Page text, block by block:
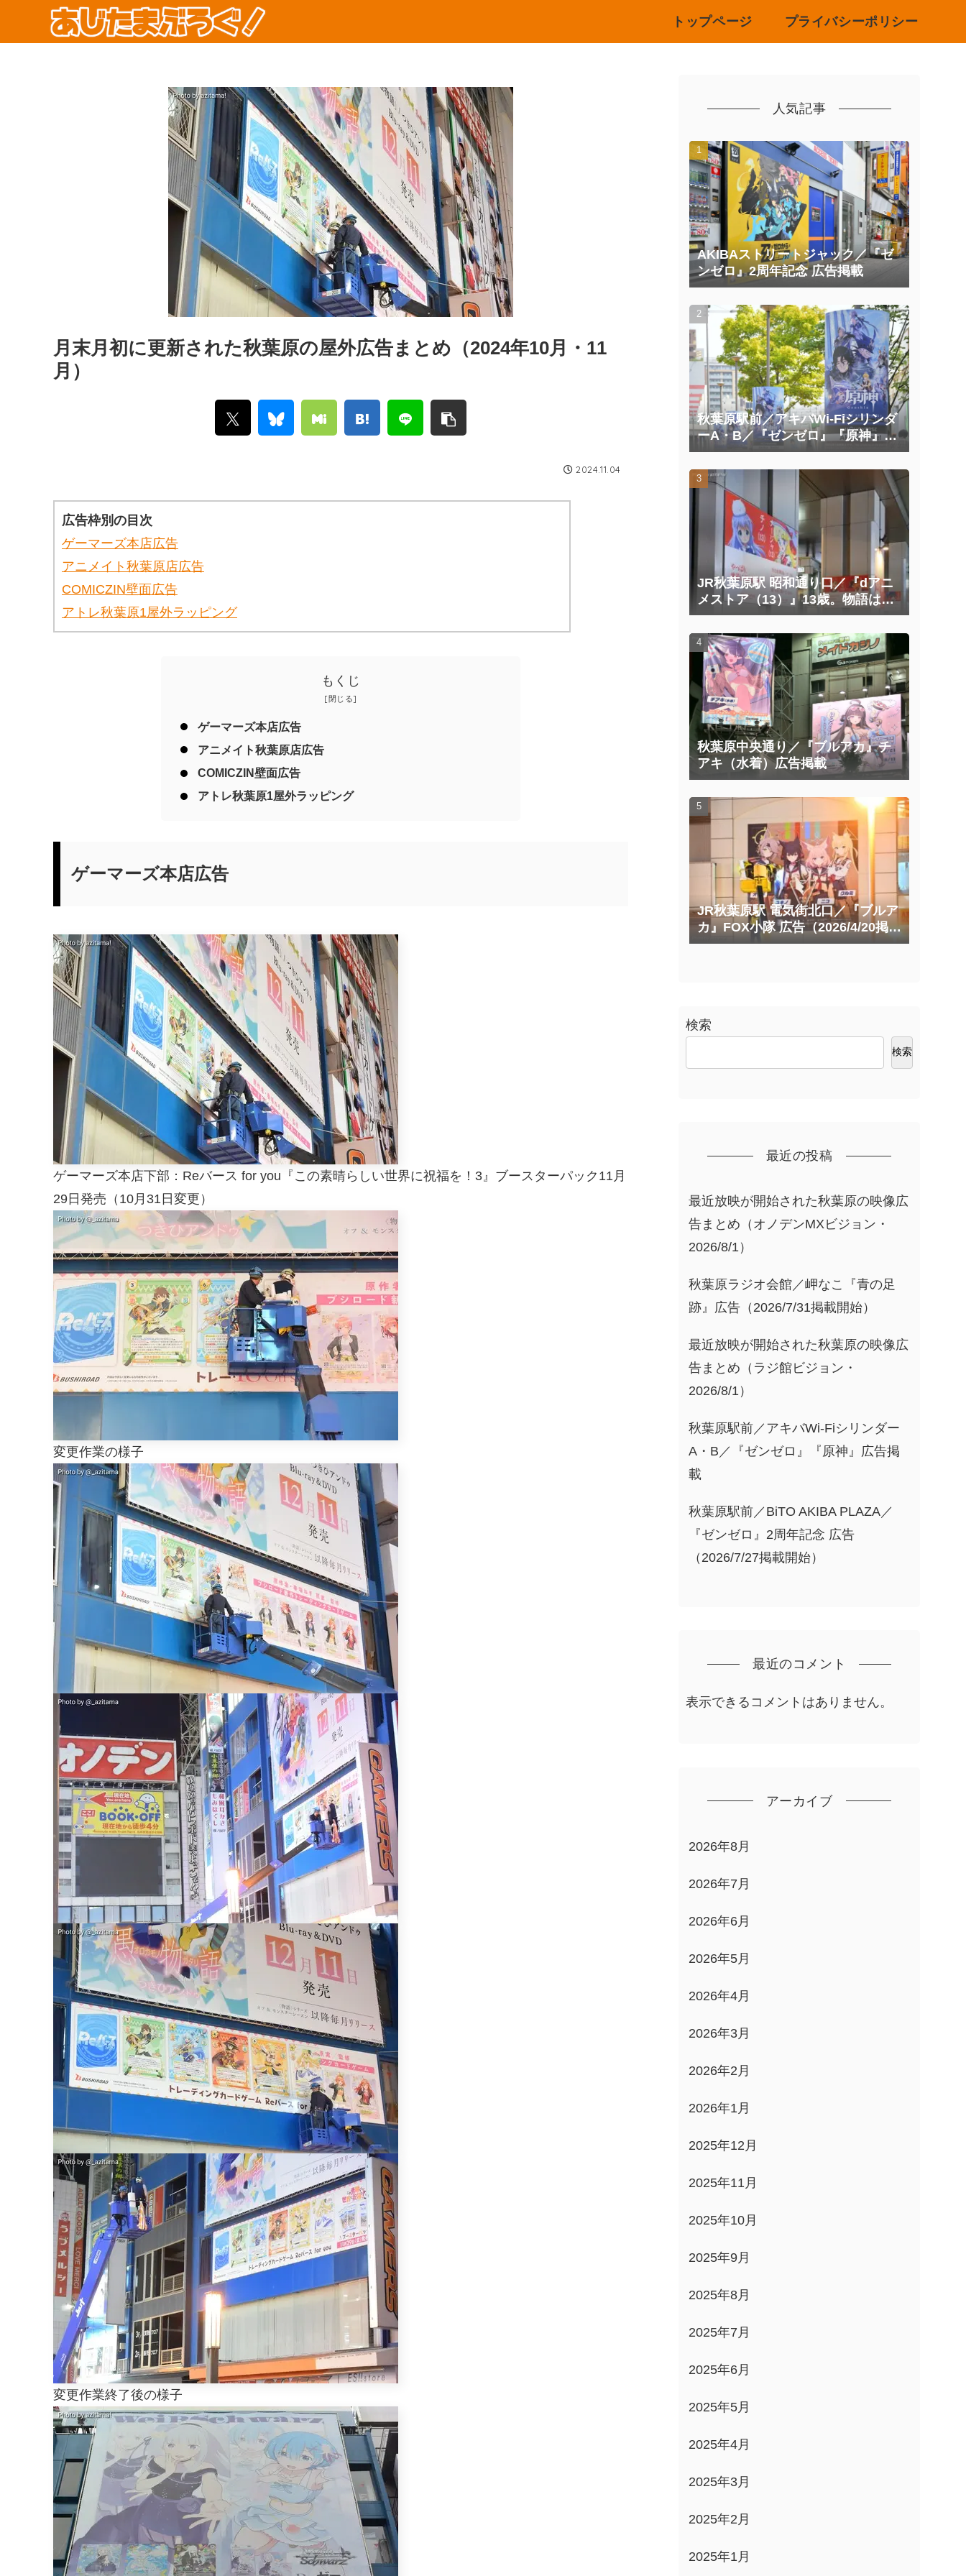
トップページ プライバシーポリシー
月末月初に更新された秋葉原の屋外広告まとめ（2024年10月・11
月）
2024.11.04
広告枠別の目次
ゲーマーズ本店広告
アニメイト秋葉原店広告
COMICZIN壁面広告
アトレ秋葉原1屋外ラッピング
もくじ
ゲーマーズ本店広告
アニメイト秋葉原店広告
COMICZIN壁面広告
アトレ秋葉原1屋外ラッピング
ゲーマーズ本店広告
ゲーマーズ本店下部：Reバース for you『この素晴らしい世界に祝福を！3』ブースターパック11月
29日発売（10月31日変更）
変更作業の様子
変更作業終了後の様子
人気記事
AKIBAストリートジャック／『ゼ
ンゼロ』2周年記念 広告掲載
秋葉原駅前／アキバWi-Fiシリンダ
ーA・B／『ゼンゼロ』『原神』広
告掲載
JR秋葉原駅 昭和通り口／『dアニ
メストア（13）』13歳。物語はこ
こから、面白くなる。広告
（2025/10/20掲載開始）
秋葉原中央通り／『ブルアカ』チ
アキ（水着）広告掲載
JR秋葉原駅 電気街北口／『ブルア
カ』FOX小隊 広告（2026/4/20掲載
開始）
検索
検索
最近の投稿
最近放映が開始された秋葉原の映像広
告まとめ（オノデンMXビジョン・
2026/8/1）
秋葉原ラジオ会館／岬なこ『青の足
跡』広告（2026/7/31掲載開始）
最近放映が開始された秋葉原の映像広
告まとめ（ラジ館ビジョン・
2026/8/1）
秋葉原駅前／アキバWi-Fiシリンダー
A・B／『ゼンゼロ』『原神』広告掲
載
秋葉原駅前／BiTO AKIBA PLAZA／
『ゼンゼロ』2周年記念 広告
（2026/7/27掲載開始）
最近のコメント
表示できるコメントはありません。
アーカイブ
2026年8月
2026年7月
2026年6月
2026年5月
2026年4月
2026年3月
2026年2月
2026年1月
2025年12月
2025年11月
2025年10月
2025年9月
2025年8月
2025年7月
2025年6月
2025年5月
2025年4月
2025年3月
2025年2月
2025年1月